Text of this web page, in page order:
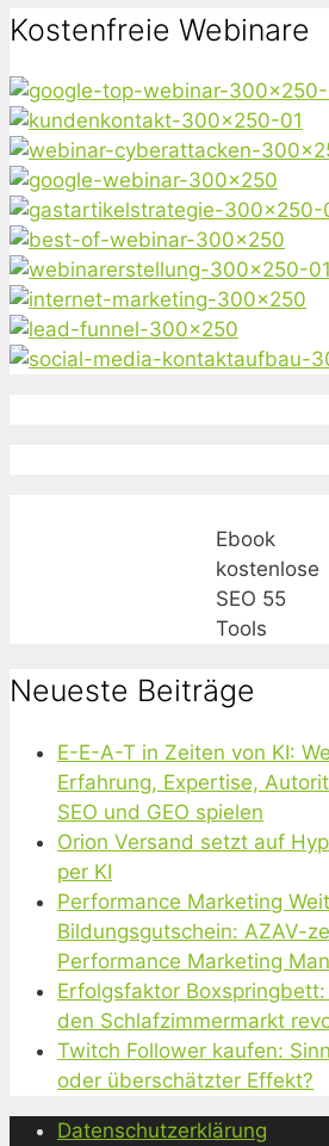
Kostenfreie Webinare
Ebook
kostenlose
SEO 55
Tools
Neueste Beiträge
E-E-A-T in Zeiten von KI:
Erfahrung, Expertise,
SEO und GEO spielen
Orion Versand setzt auf
per KI
Performance Marketing
Bildungsgutschein: AZAV-
Performance Marketing
Erfolgsfaktor
den Schlafzimmermarkt
Twitch Follower kaufen:
oder überschätzter Effekt?
Datenschutzerklärung